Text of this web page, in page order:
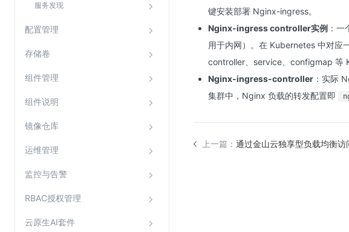
服务发现
配置管理
存储卷
组件管理
组件说明
镜像仓库
运维管理
监控与告警
RBAC授权管理
云原生AI套件
键安装部署 Nginx-ingress。
Nginx-ingress controller实例 ：
用于内网）。在 Kubernetes 中对
controller、service、configmap 等
Nginx-ingress-controller ：实际
集群中，Nginx 负载的转发配置即
上一篇： 通过金山云独享型负载均衡访